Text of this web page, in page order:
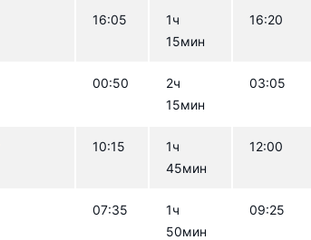
16:05
1ч
15мин
16:20
00:50
2ч
15мин
03:05
10:15
1ч
45мин
12:00
07:35
1ч
50мин
09:25